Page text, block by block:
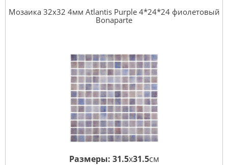
Мозаика 32x32 4мм Atlantis Purple 4*24*24 фиолетовый
Bonaparte
Размеры: 31.5x31.5см